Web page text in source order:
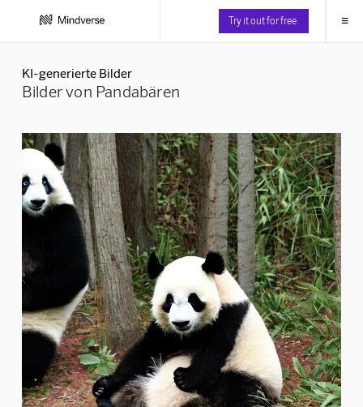
Try it out for free. ≡
KI-generierte Bilder
Bilder von Pandabären